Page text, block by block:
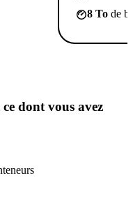
8 To de
ce dont vous avez